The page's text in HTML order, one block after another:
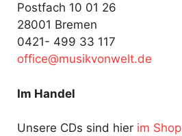
Postfach 10 01 26
28001 Bremen
0421- 499 33 117
ed.tl
ewnov
kisum
@ecif
fo
Im Handel
Unsere CDs sind hier im Shop